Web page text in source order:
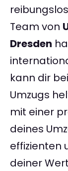
Team von
Dresden
kann dir
Umzugs
mit einer
deines
effizienten
deiner